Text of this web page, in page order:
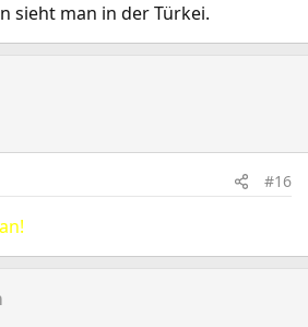
sieht man in der Türkei.
#16